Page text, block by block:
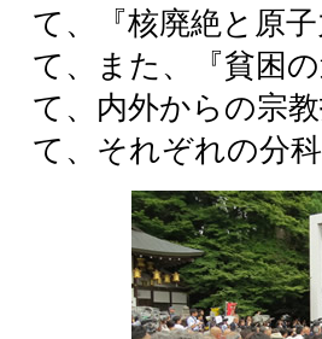
て、『核廃絶と原
て、また、『貧困
て、内外からの宗
て、それぞれの分